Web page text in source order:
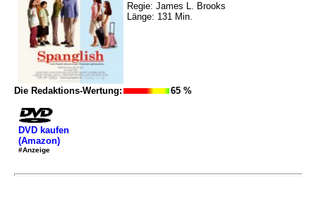
Regie: James L. Brooks
Länge: 131 Min.
Die Redaktions-Wertung: 65 %
DVD kaufen
(Amazon)
#Anzeige